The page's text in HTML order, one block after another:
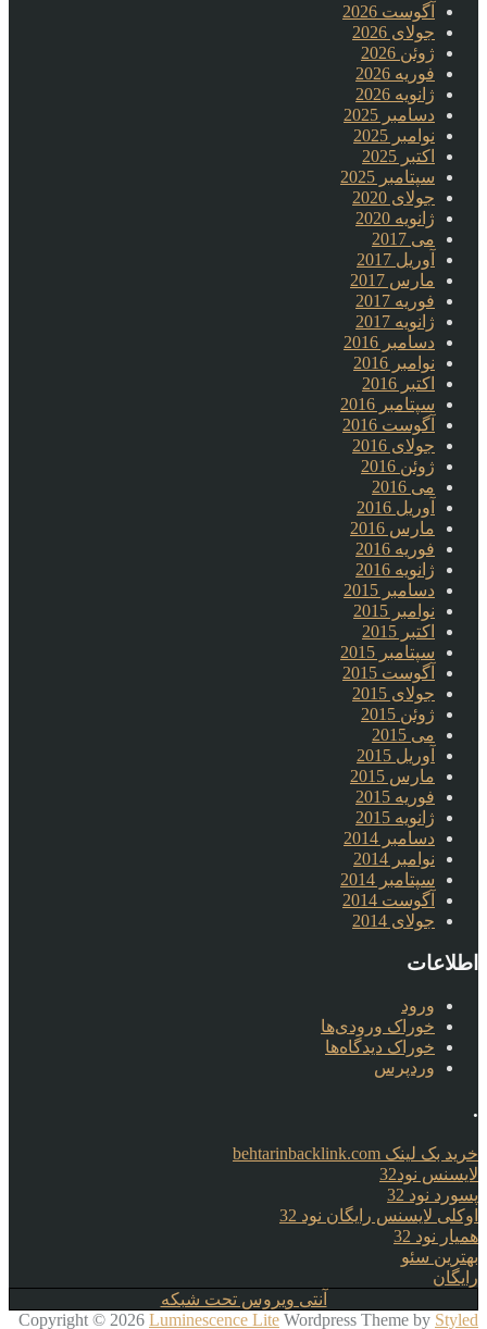
آگوست 2026
جولای 2026
ژوئن 2026
فوریه 2026
ژانویه 2026
دسامبر 2025
نوامبر 2025
اکتبر 2025
سپتامبر 2025
جولای 2020
ژانویه 2020
می 2017
آوریل 2017
مارس 2017
فوریه 2017
ژانویه 2017
دسامبر 2016
نوامبر 2016
اکتبر 2016
سپتامبر 2016
آگوست 2016
جولای 2016
ژوئن 2016
می 2016
آوریل 2016
مارس 2016
فوریه 2016
ژانویه 2016
دسامبر 2015
نوامبر 2015
اکتبر 2015
سپتامبر 2015
آگوست 2015
جولای 2015
ژوئن 2015
می 2015
آوریل 2015
مارس 2015
فوریه 2015
ژانویه 2015
دسامبر 2014
نوامبر 2014
سپتامبر 2014
آگوست 2014
جولای 2014
اطلاعات
ورود
خوراک ورودی‌ها
خوراک دیدگاه‌ها
وردپرس
.
خرید بک لینک behtarinbacklink.com
لایسنس نود32
پسورد نود 32
اوکلی لایسنس رایگان نود 32
همیار نود 32
بهترین سئو
رایگان
آنتی ویروس تحت شبکه
Copyright © 2026 Luminescence Lite Wordpress Theme by Styled